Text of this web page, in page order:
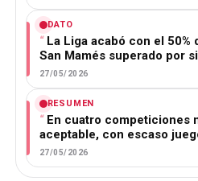
DATO
La Liga acabó con el
San Mamés superado por
27/05/2026
RESUMEN
En cuatro competiciones
aceptable, con escaso
27/05/2026